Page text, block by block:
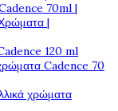
70ml |
|
120 ml
Cadence 70
χρώματα